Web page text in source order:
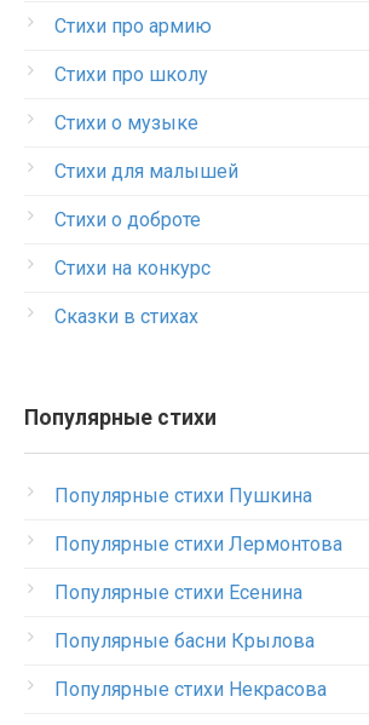
Стихи про армию
Стихи про школу
Стихи о музыке
Стихи для малышей
Стихи о доброте
Стихи на конкурс
Сказки в стихах
Популярные стихи
Популярные стихи Пушкина
Популярные стихи Лермонтова
Популярные стихи Есенина
Популярные басни Крылова
Популярные стихи Некрасова